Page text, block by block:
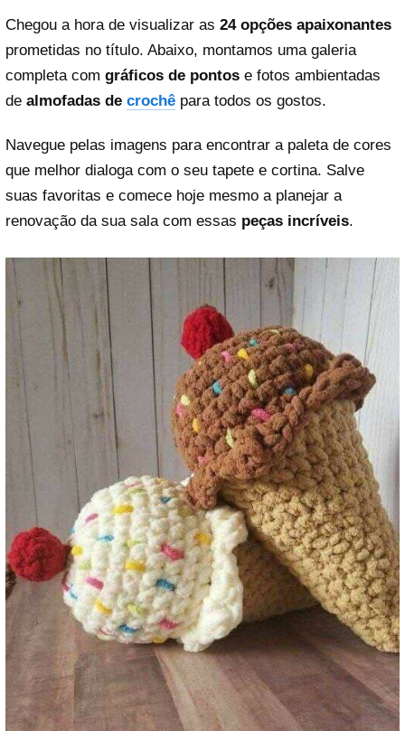
Chegou a hora de visualizar as 24 opções apaixonantes
prometidas no título. Abaixo, montamos uma galeria
completa com gráficos de pontos e fotos ambientadas
de almofadas de crochê para todos os gostos.
Navegue pelas imagens para encontrar a paleta de cores
que melhor dialoga com o seu tapete e cortina. Salve
suas favoritas e comece hoje mesmo a planejar a
renovação da sua sala com essas peças incríveis.